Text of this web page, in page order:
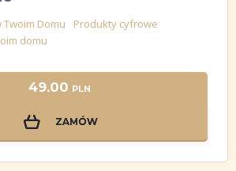
Twoim Domu
Produkty cyfrowe
domu
49.00 PLN
ZAMÓW